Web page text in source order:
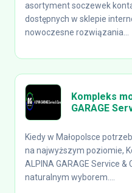
asortyment soczewek
dostępnych w sklepie
nowoczesne rozwiązania...
Kompleks
GARAGE
Kiedy w Małopolsce
na najwyższym poziomie,
ALPINA GARAGE Service
naturalnym wyborem....